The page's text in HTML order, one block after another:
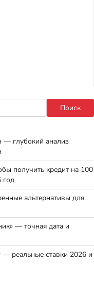
Поиск
— глубокий анализ
получить кредит на 100
год
альтернативы для
— точная дата и
— реальные ставки 2026 и